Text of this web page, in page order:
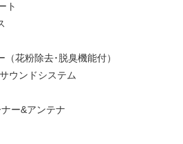
ト
花粉除去･脱臭機能付）
ウンドシステム
ー&アンテナ